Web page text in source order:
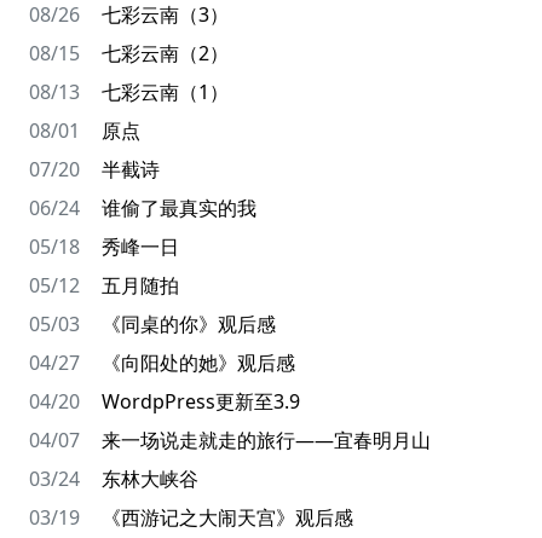
08/26
七彩云南（3）
08/15
七彩云南（2）
08/13
七彩云南（1）
08/01
原点
07/20
半截诗
06/24
谁偷了最真实的我
05/18
秀峰一日
05/12
五月随拍
05/03
《同桌的你》观后感
04/27
《向阳处的她》观后感
04/20
WordpPress更新至3.9
04/07
来一场说走就走的旅行——宜春明月山
03/24
东林大峡谷
03/19
《西游记之大闹天宫》观后感